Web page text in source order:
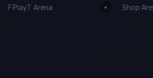
FPlayT Arena
Shop